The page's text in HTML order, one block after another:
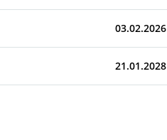
03.02.2026
21.01.2028